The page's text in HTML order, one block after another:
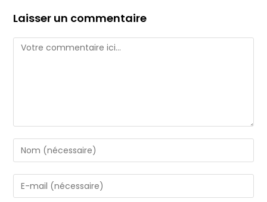
Laisser un commentaire
Comment
Enter
your
name
or
Enter
your